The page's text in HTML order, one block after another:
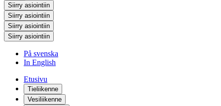
Siirry asiointiin
Siirry asiointiin
Siirry asiointiin
Siirry asiointiin
På svenska
In English
Etusivu
Tieliikenne
Vesiliikenne